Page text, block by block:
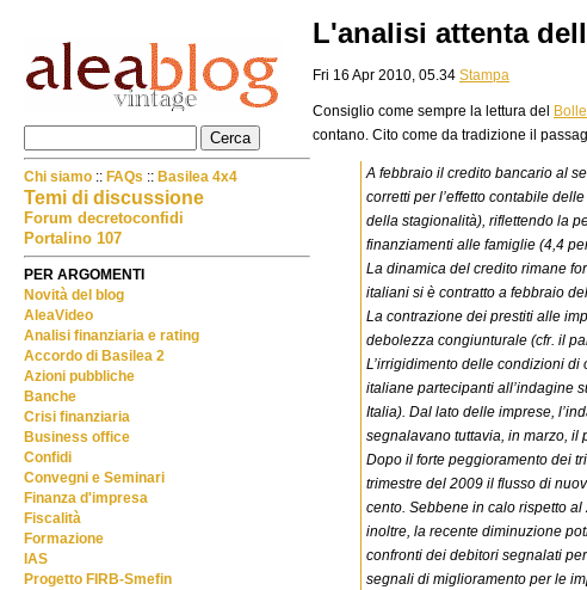
L'analisi attenta
Fri 16 Apr 2010, 05.34 Stampa
Consiglio come sempre la lettura del
contano. Cito come da tradizione il
A febbraio il credito bancario al
corretti per l’effetto contabile
della stagionalità), riflettendo la
finanziamenti alle famiglie (4,4
La dinamica del credito rimane
italiani si è contratto a febbraio
La contrazione dei prestiti alle
debolezza congiunturale (cfr. il
L’irrigidimento delle condizioni
italiane partecipanti all’indagine
Italia). Dal lato delle imprese,
segnalavano tuttavia, in marzo, il
Dopo il forte peggioramento dei
trimestre del 2009 il flusso di
cento. Sebbene in calo rispetto
inoltre, la recente diminuzione
confronti dei debitori segnalati
segnali di miglioramento per le
Chi siamo :: FAQs :: Basilea 4x4
Temi di discussione
Forum decretoconfidi
Portalino 107
PER ARGOMENTI
Novità del blog
AleaVideo
Analisi finanziaria e rating
Accordo di Basilea 2
Azioni pubbliche
Banche
Crisi finanziaria
Business office
Confidi
Convegni e Seminari
Finanza d'impresa
Fiscalità
Formazione
IAS
Progetto FIRB-Smefin